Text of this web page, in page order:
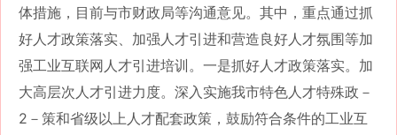
体措施，目前与市财政局等沟通意见。其中，重点通过抓
好人才政策落实、加强人才引进和营造良好人才氛围等加
强工业互联网人才引进培训。一是抓好人才政策落实。加
大高层次人才引进力度。深入实施我市特色人才特殊政－
2－策和省级以上人才配套政策，鼓励符合条件的工业互